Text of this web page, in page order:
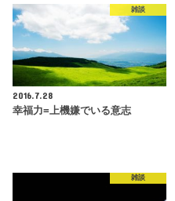
雑談
2016.7.28
幸福力=上機嫌でいる意志
雑談